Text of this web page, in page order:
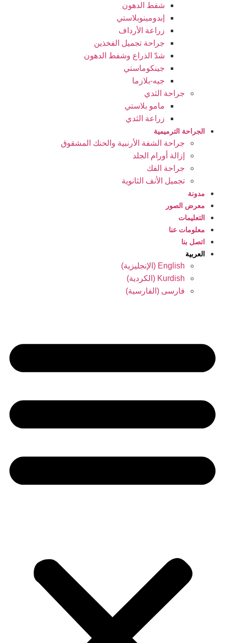
شفط الدهون
إبدومينوبلاستي
زراعة الأرداف
جراحة تجميل الفخذين
شدّ الذراع وشفط الدهون
جينكوماستي
جيه-بلازما
جراحة الثدي
مامو بلاستي
زراعة الثدي
الجراحة الترميمية
جراحة الشفة الأرنبية والحنك المشقوق
إزالة أورام الجلد
جراحة الفك
تجمیل الأنف الثانوية
مدونة
معرض الصور
التعليمات
معلومات عنا
اتصل بنا
العربية
English
( الإنجليزية)
Kurdish
( الكردية)
فارسی ( الفارسية)